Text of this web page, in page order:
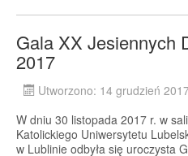
Gala XX Jesiennych
2017
Utworzono: 14 grudzień
W dniu 30 listopada 2017 r. w
Katolickiego Uniwersytetu
w Lublinie odbyła się uroczysta